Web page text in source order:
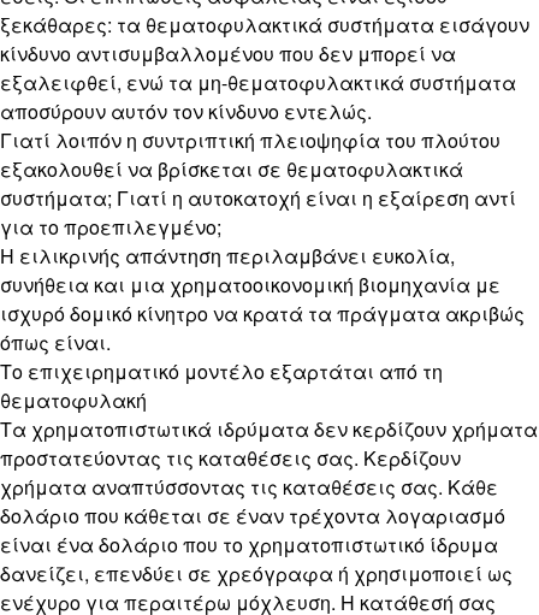
ξεκάθαρες: τα θεματοφυλακτικά συστήματα εισάγουν
κίνδυνο αντισυμβαλλομένου που δεν μπορεί να
εξαλειφθεί, ενώ τα μη-θεματοφυλακτικά συστήματα
αποσύρουν αυτόν τον κίνδυνο εντελώς.
Γιατί λοιπόν η συντριπτική πλειοψηφία του πλούτου
εξακολουθεί να βρίσκεται σε θεματοφυλακτικά
συστήματα; Γιατί η αυτοκατοχή είναι η εξαίρεση αντί
για το προεπιλεγμένο;
Η ειλικρινής απάντηση περιλαμβάνει ευκολία,
συνήθεια και μια χρηματοοικονομική βιομηχανία με
ισχυρό δομικό κίνητρο να κρατά τα πράγματα ακριβώς
όπως είναι.
Το επιχειρηματικό μοντέλο εξαρτάται από τη
θεματοφυλακή
Τα χρηματοπιστωτικά ιδρύματα δεν κερδίζουν χρήματα
προστατεύοντας τις καταθέσεις σας. Κερδίζουν
χρήματα αναπτύσσοντας τις καταθέσεις σας. Κάθε
δολάριο που κάθεται σε έναν τρέχοντα λογαριασμό
είναι ένα δολάριο που το χρηματοπιστωτικό ίδρυμα
δανείζει, επενδύει σε χρεόγραφα ή χρησιμοποιεί ως
ενέχυρο για περαιτέρω μόχλευση. Η κατάθεσή σας